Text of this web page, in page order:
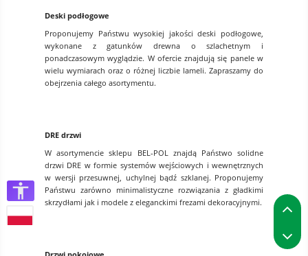
Deski podłogowe
Proponujemy Państwu wysokiej jakości deski podłogowe,
wykonane z gatunków drewna o szlachetnym i
ponadczasowym wyglądzie. W ofercie znajdują się panele w
wielu wymiarach oraz o różnej liczbie lameli. Zapraszamy do
obejrzenia całego asortymentu.
DRE drzwi
W asortymencie sklepu BEL-POL znajdą Państwo solidne
drzwi DRE w formie systemów wejściowych i wewnętrznych
w wersji przesuwnej, uchylnej bądź szklanej. Proponujemy
Państwu zarówno minimalistyczne rozwiązania z gładkimi
skrzydłami jak i modele z eleganckimi frezami dekoracyjnymi.